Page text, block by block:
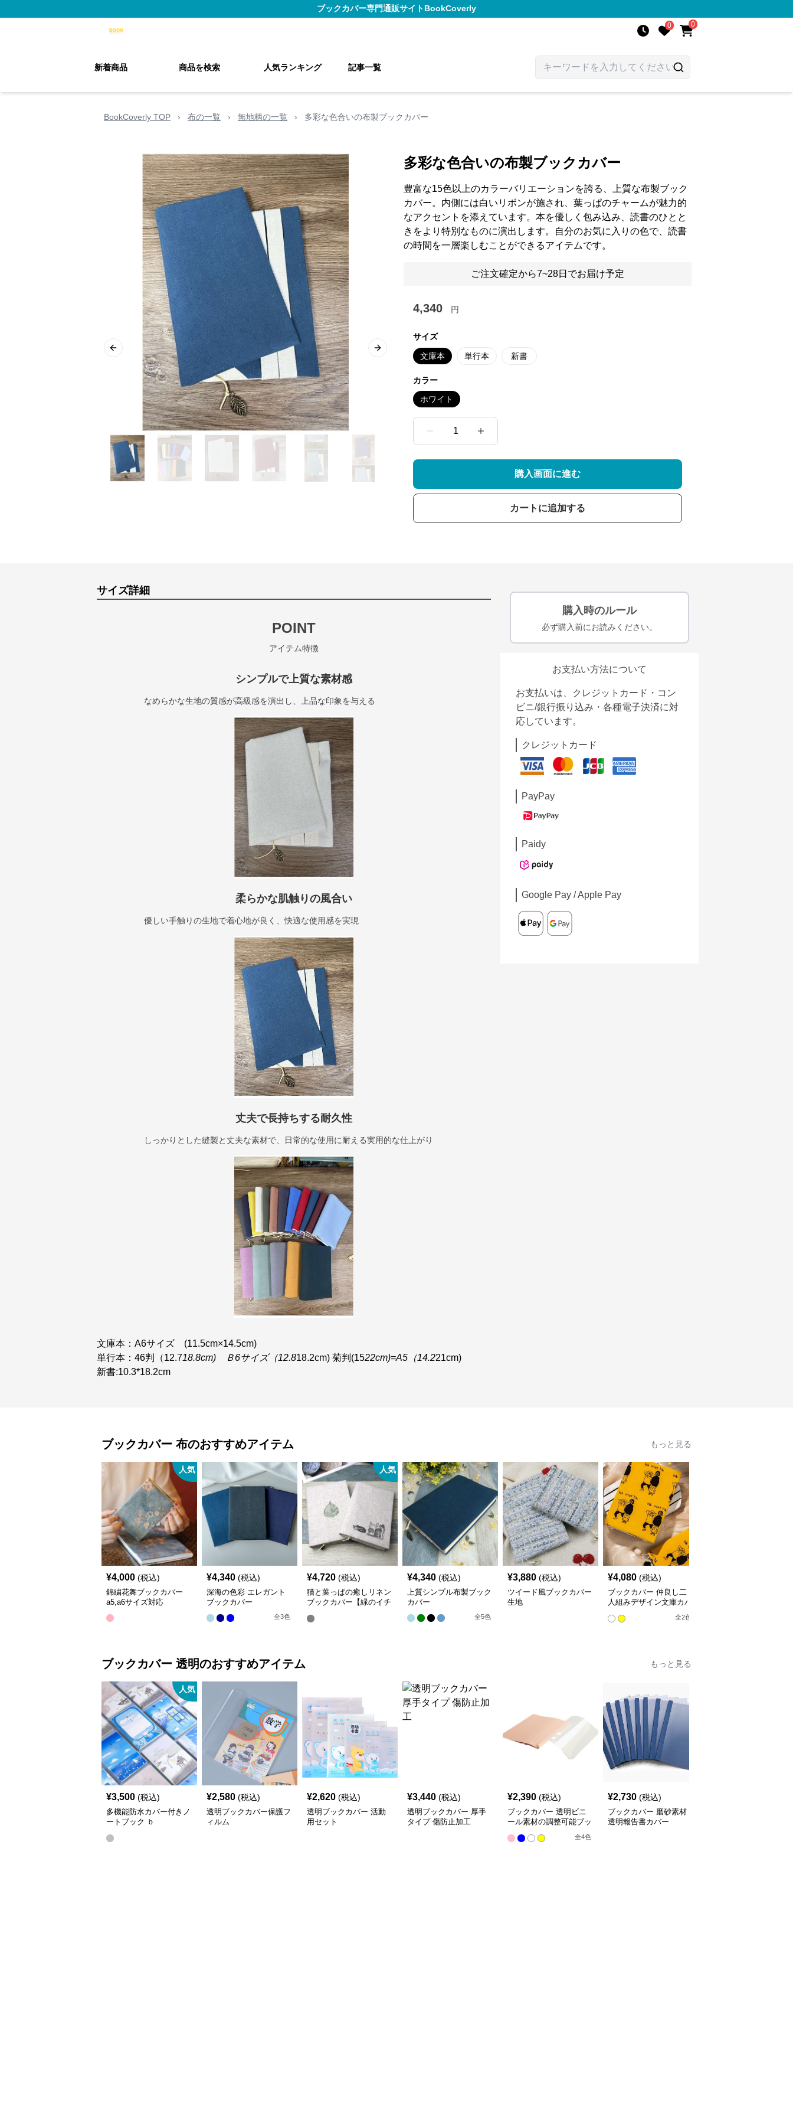
ブックカバー専門通販サイトBookCoverly
0 0
新着商品 商品を検索 人気ランキング 記事一覧
BookCoverly TOP › 布の一覧 › 無地柄の一覧 › 多彩な色合いの布製ブックカバー
Previous slide Next slide
多彩な色合いの布製ブックカバー
豊富な15色以上のカラーバリエーションを誇る、上質な布製ブック
カバー。内側には白いリボンが施され、葉っぱのチャームが魅力的
なアクセントを添えています。本を優しく包み込み、読書のひとと
きをより特別なものに演出します。自分のお気に入りの色で、読書
の時間を一層楽しむことができるアイテムです。
ご注文確定から7~28日でお届け予定
4,340 円
サイズ
文庫本 単行本 新書
カラー
ホワイト
1
購入画面に進む
カートに追加する
サイズ詳細
POINT
アイテム特徴
シンプルで上質な素材感
なめらかな生地の質感が高級感を演出し、上品な印象を与える
柔らかな肌触りの風合い
優しい手触りの生地で着心地が良く、快適な使用感を実現
丈夫で長持ちする耐久性
しっかりとした縫製と丈夫な素材で、日常的な使用に耐える実用的な仕上がり
文庫本：A6サイズ (11.5cm×14.5cm)
単行本：46判（12.718.8cm) Ｂ6サイズ（12.818.2cm) 菊判(1522cm)=A5（14.221cm)
新書:10.3*18.2cm
購入時のルール
必ず購入前にお読みください。
お支払い方法について
お支払いは、クレジットカード・コン
ビニ/銀行振り込み・各種電子決済に対
応しています。
クレジットカード
PayPay
Paidy
Google Pay / Apple Pay
ブックカバー 布のおすすめアイテム もっと見る
人気
¥4,000 (税込)
錦繍花舞ブックカバー
a5,a6サイズ対応
¥4,340 (税込)
深海の色彩 エレガント
ブックカバー
全3色
人気
¥4,720 (税込)
猫と葉っぱの癒しリネン
ブックカバー【緑のイチ
¥4,340 (税込)
上質シンプル布製ブック
カバー
全5色
¥3,880 (税込)
ツイード風ブックカバー
生地
¥4,080 (税込)
ブックカバー 仲良し二
人組みデザイン文庫カバ
全2色
ブックカバー 透明のおすすめアイテム もっと見る
人気
¥3,500 (税込)
多機能防水カバー付きノ
ートブック ｂ
¥2,580 (税込)
透明ブックカバー保護フ
ィルム
¥2,620 (税込)
透明ブックカバー 活動
用セット
¥3,440 (税込)
透明ブックカバー 厚手
タイプ 傷防止加工
¥2,390 (税込)
ブックカバー 透明ビニ
ール素材の調整可能ブッ
全4色
¥2,730 (税込)
ブックカバー 磨砂素材
透明報告書カバー